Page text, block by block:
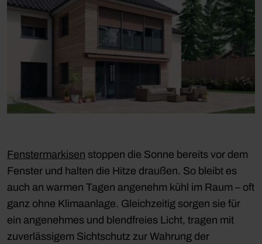
Fenstermarkisen stoppen die Sonne bereits vor dem
Fenster und halten die Hitze draußen. So bleibt es
auch an warmen Tagen angenehm kühl im Raum – oft
ganz ohne Klimaanlage. Gleichzeitig sorgen sie für
ein angenehmes und blendfreies Licht, tragen mit
zuverlässigem Sichtschutz zur Wahrung der